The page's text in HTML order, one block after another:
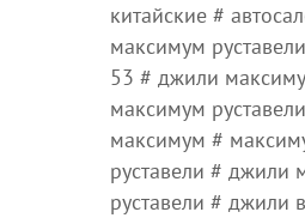
китайские #
максимум
53 # джили
максимум
максимум #
руставели # джили
руставели # джили